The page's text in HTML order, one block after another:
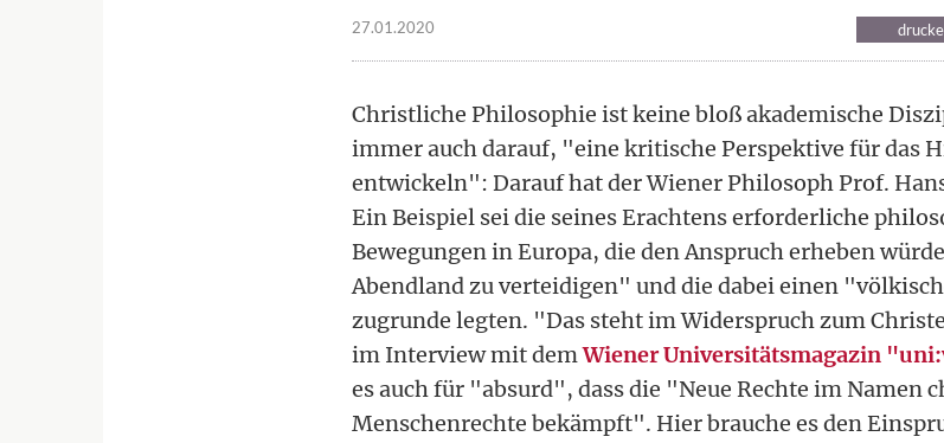
27.01.2020
Christliche Philosophie ist keine bloß akademische
immer auch darauf, "eine kritische Perspektive für das
entwickeln": Darauf hat der Wiener Philosoph Prof.
Ein Beispiel sei die seines Erachtens erforderliche
Bewegungen in Europa, die den Anspruch erheben
Abendland zu verteidigen" und die dabei einen
zugrunde legten. "Das steht im Widerspruch zum
im Interview mit demWiener Universitätsmagazin
es auch für "absurd", dass die "Neue Rechte im Namen
Menschenrechte bekämpft". Hier brauche es den